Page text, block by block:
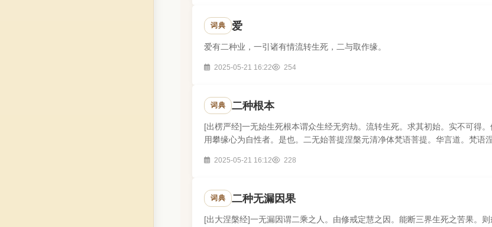
词典 爱
爱有二种业，一引诸有情流转生死，二与取作缘。
2025-05-21 16:22 254
词典 二种根本
[出楞严经]一无始生死根本谓众生经无穷劫。流转生死。求其初始。实不可得
用攀缘心为自性者。是也。二无始菩提涅槃元清净体梵语菩提。华言道。梵语
2025-05-21 16:12 228
词典 二种无漏因果
[出大涅槃经]一无漏因谓二乘之人。由修戒定慧之因。能断三界生死之苦果。